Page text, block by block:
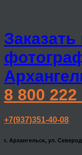
8 800 222
+7(937)351-40-08
г. Архангельск, ул.